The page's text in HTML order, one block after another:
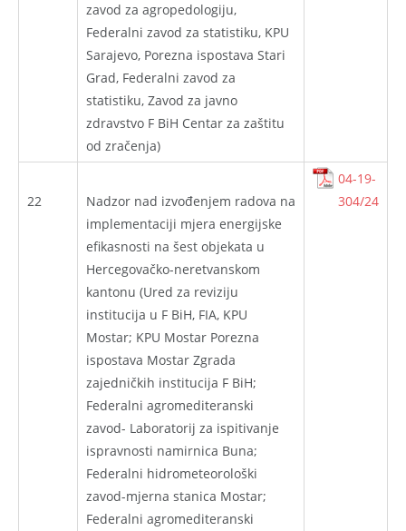
zavod za agropedologiju,
Federalni zavod za statistiku, KPU
Sarajevo, Porezna ispostava Stari
Grad, Federalni zavod za
statistiku, Zavod za javno
zdravstvo F BiH Centar za zaštitu
od zračenja)
22
Nadzor nad izvođenjem radova na
implementaciji mjera energijske
efikasnosti na šest objekata u
Hercegovačko-neretvanskom
kantonu (Ured za reviziju
institucija u F BiH, FIA, KPU
Mostar; KPU Mostar Porezna
ispostava Mostar Zgrada
zajedničkih institucija F BiH;
Federalni agromediteranski
zavod- Laboratorij za ispitivanje
ispravnosti namirnica Buna;
Federalni hidrometeorološki
zavod-mjerna stanica Mostar;
Federalni agromediteranski
04-19-
304/24